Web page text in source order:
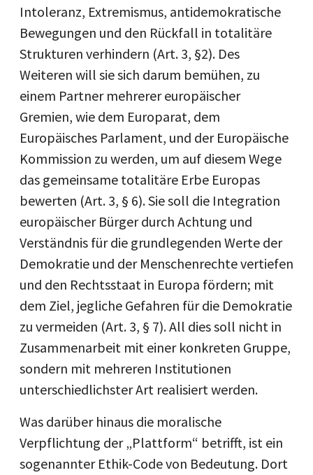
Intoleranz, Extremismus, antidemokratische
Bewegungen und den Rückfall in totalitäre
Strukturen verhindern (Art. 3, §2). Des
Weiteren will sie sich darum bemühen, zu
einem Partner mehrerer europäischer
Gremien, wie dem Europarat, dem
Europäisches Parlament, und der Europäische
Kommission zu werden, um auf diesem Wege
das gemeinsame totalitäre Erbe Europas
bewerten (Art. 3, § 6). Sie soll die Integration
europäischer Bürger durch Achtung und
Verständnis für die grundlegenden Werte der
Demokratie und der Menschenrechte vertiefen
und den Rechtsstaat in Europa fördern; mit
dem Ziel, jegliche Gefahren für die Demokratie
zu vermeiden (Art. 3, § 7). All dies soll nicht in
Zusammenarbeit mit einer konkreten Gruppe,
sondern mit mehreren Institutionen
unterschiedlichster Art realisiert werden.
Was darüber hinaus die moralische
Verpflichtung der „Plattform“ betrifft, ist ein
sogenannter Ethik-Code von Bedeutung. Dort